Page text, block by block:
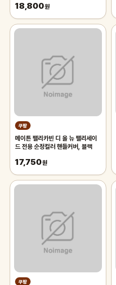
18,800원
쿠팡
메이튼 팰리카빈 디 올 뉴 팰리세이
드 전용 순정컬러 핸들커버, 블랙
17,750원
쿠팡